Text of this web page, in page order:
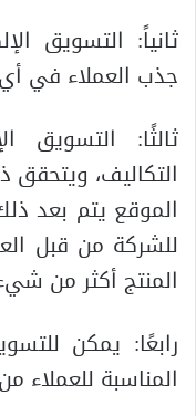
ثانياً: التسويق
جذب العملاء في
ثالثًا: التسويق
التكاليف،
الموقع يتم بعد
للشركة من قبل
المنتج أكثر من
رابعًا: يمكن
المناسبة للعملاء